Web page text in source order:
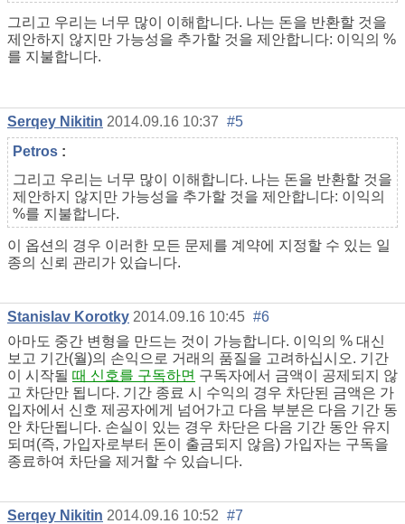
그리고 우리는 너무 많이 이해합니다. 나는 돈을 반환할 것을
제안하지 않지만 가능성을 추가할 것을 제안합니다: 이익의 %
를 지불합니다.
Serqey Nikitin 2014.09.16 10:37 #5
Petros :
그리고 우리는 너무 많이 이해합니다. 나는 돈을 반환할 것을
제안하지 않지만 가능성을 추가할 것을 제안합니다: 이익의
%를 지불합니다.
이 옵션의 경우 이러한 모든 문제를 계약에 지정할 수 있는 일
종의 신뢰 관리가 있습니다.
Stanislav Korotky 2014.09.16 10:45 #6
아마도 중간 변형을 만드는 것이 가능합니다. 이익의 % 대신
보고 기간(월)의 손익으로 거래의 품질을 고려하십시오. 기간
이 시작될 때 신호를 구독하면 구독자에서 금액이 공제되지 않
고 차단만 됩니다. 기간 종료 시 수익의 경우 차단된 금액은 가
입자에서 신호 제공자에게 넘어가고 다음 부분은 다음 기간 동
안 차단됩니다. 손실이 있는 경우 차단은 다음 기간 동안 유지
되며(즉, 가입자로부터 돈이 출금되지 않음) 가입자는 구독을
종료하여 차단을 제거할 수 있습니다.
Serqey Nikitin 2014.09.16 10:52 #7